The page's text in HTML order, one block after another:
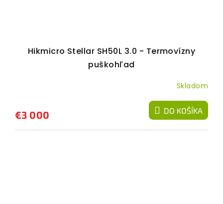
Hikmicro Stellar SH50L 3.0 - Termovízny
puškohľad
Skladom
€3 000 DO KOŠÍKA